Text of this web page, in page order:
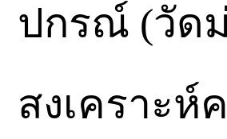
ปกรณ์ (วัด
สงเคราะ